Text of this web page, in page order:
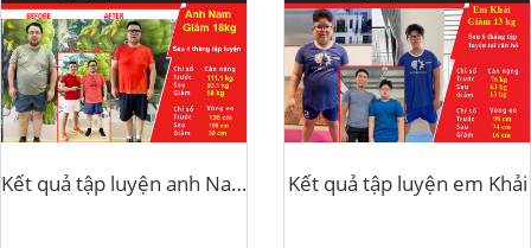
Kết quả tập luyện anh Nam giảm 18kg Kết quả tập luyện em Khải